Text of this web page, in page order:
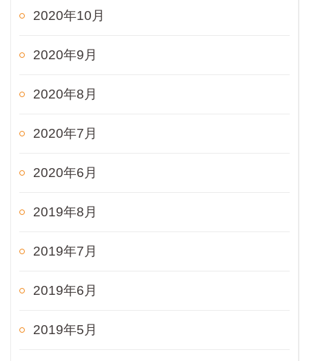
2020年10月
2020年9月
2020年8月
2020年7月
2020年6月
2019年8月
2019年7月
2019年6月
2019年5月